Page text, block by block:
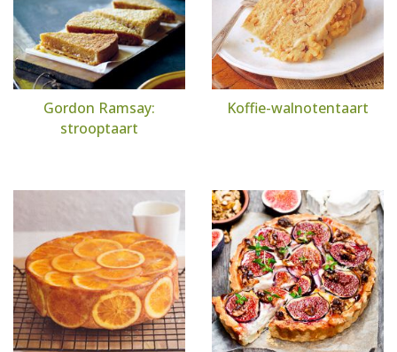
Gordon Ramsay:
strooptaart
Koffie-walnotentaart